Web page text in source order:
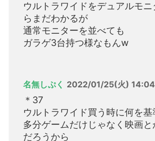
ウルトラワイドをデュアルモ
らまだわかるが
通常モニターを並べても
ガラゲ3台持つ様なもんw
名無しぷく 2022/01/25(火) 14:04
＊37
ウルトラワイド買う時に何を基
多分ゲームだけじゃなく映画
だろうから